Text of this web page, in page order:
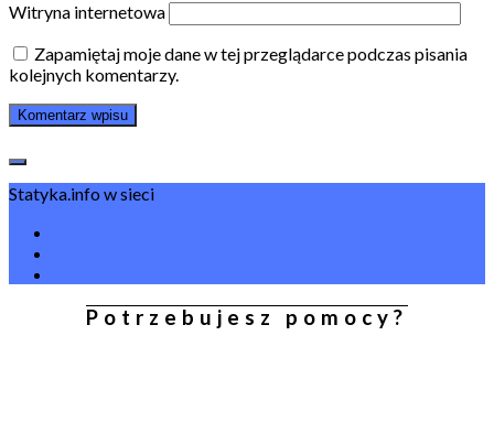
Witryna internetowa
Zapamiętaj moje dane w tej przeglądarce podczas pisania
kolejnych komentarzy.
Statyka.info w sieci
Potrzebujesz pomocy?